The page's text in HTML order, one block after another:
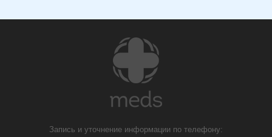
Запись и уточнение информации по телефону: